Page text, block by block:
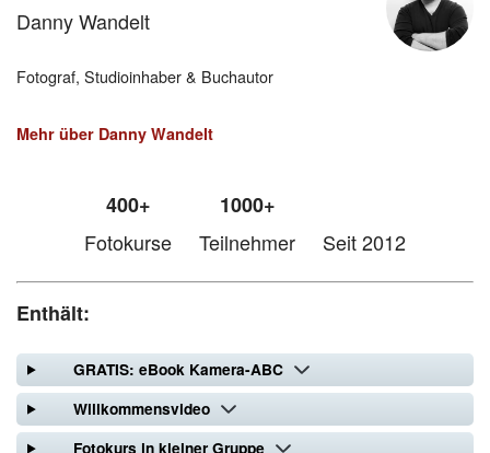
Danny Wandelt
Fotograf, Studioinhaber & Buchautor
Mehr über Danny Wandelt
400+
Fotokurse
1000+
Teilnehmer
Seit 2012
Enthält:
GRATIS: eBook Kamera-ABC
Willkommensvideo
Fotokurs in kleiner Gruppe